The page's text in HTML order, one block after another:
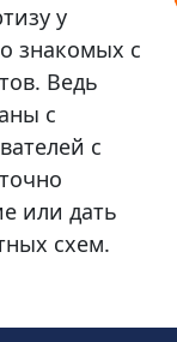
у
знакомых с
Ведь
с
с
или дать
схем.